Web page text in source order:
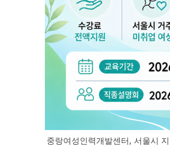
중랑여성인력개발센터, 서울시